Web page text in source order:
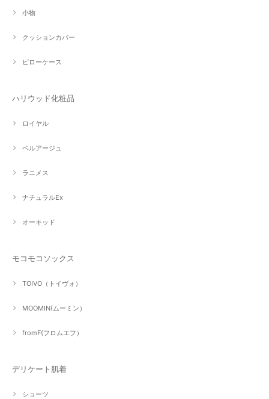
小物
クッションカバー
ピローケース
ハリウッド化粧品
ロイヤル
ベルアージュ
ラニメス
ナチュラルEx
オーキッド
モコモコソックス
TOIVO（トイヴォ）
MOOMIN(ムーミン）
fromF(フロムエフ）
デリケート肌着
ショーツ